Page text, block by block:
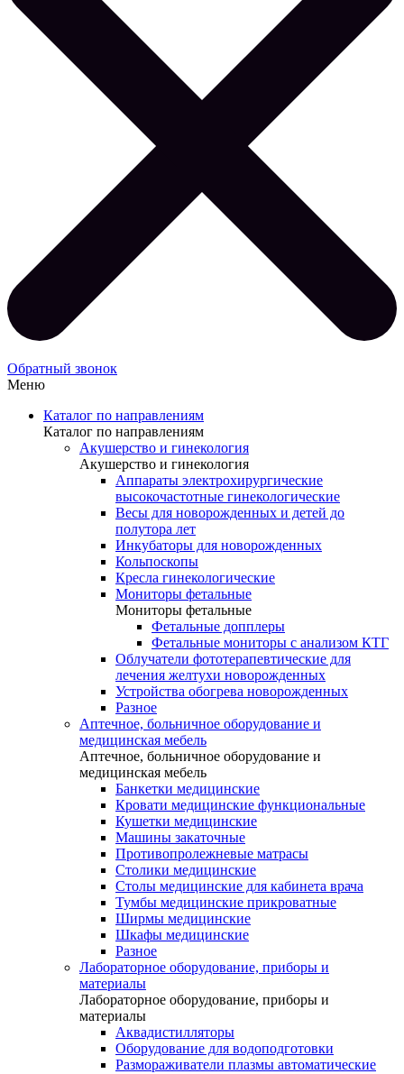
Обратный звонок
Меню
Каталог по направлениям
Каталог по направлениям
Акушерство и гинекология
Акушерство и гинекология
Аппараты электрохирургические
высокочастотные гинекологические
Весы для новорожденных и детей до
полутора лет
Инкубаторы для новорожденных
Кольпоскопы
Кресла гинекологические
Мониторы фетальные
Мониторы фетальные
Фетальные допплеры
Фетальные мониторы с анализом КТГ
Облучатели фототерапевтические для
лечения желтухи новорожденных
Устройства обогрева новорожденных
Разное
Аптечное, больничное оборудование и
медицинская мебель
Аптечное, больничное оборудование и
медицинская мебель
Банкетки медицинские
Кровати медицинские функциональные
Кушетки медицинские
Машины закаточные
Противопролежневые матрасы
Столики медицинские
Столы медицинские для кабинета врача
Тумбы медицинские прикроватные
Ширмы медицинские
Шкафы медицинские
Разное
Лабораторное оборудование, приборы и
материалы
Лабораторное оборудование, приборы и
материалы
Аквадистилляторы
Оборудование для водоподготовки
Размораживатели плазмы автоматические